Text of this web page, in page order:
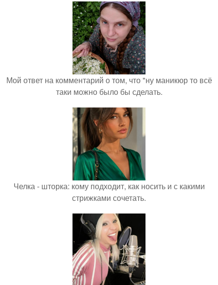
Мой ответ на комментарий о том, что "ну маникюр то всё
таки можно было бы сделать.
Челка - шторка: кому подходит, как носить и с какими
стрижками сочетать.